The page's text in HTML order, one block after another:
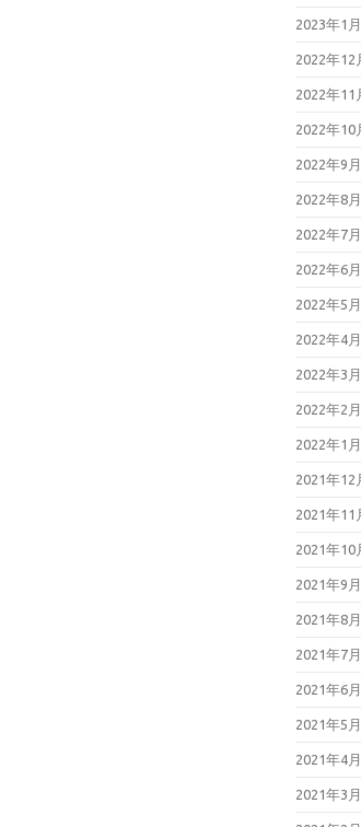
2023年1月
2022年12
2022年11
2022年10
2022年9月
2022年8月
2022年7月
2022年6月
2022年5月
2022年4月
2022年3月
2022年2月
2022年1月
2021年12
2021年11
2021年10
2021年9月
2021年8月
2021年7月
2021年6月
2021年5月
2021年4月
2021年3月